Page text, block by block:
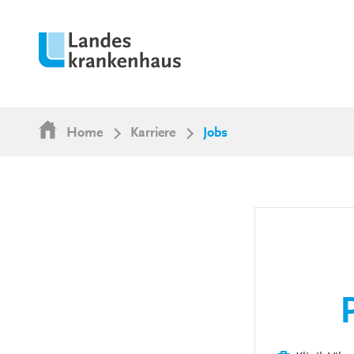
Home Karriere Jobs